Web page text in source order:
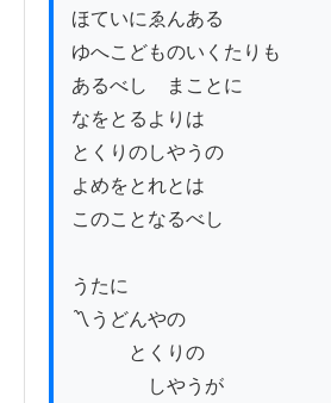
ほていにゑんある
ゆへこどものいくたりも
あるべし　まことに
なをとるよりは
とくりのしやうの
よめをとれとは
このことなるべし
うたに
〽うどんやの
とくりの
しやうが